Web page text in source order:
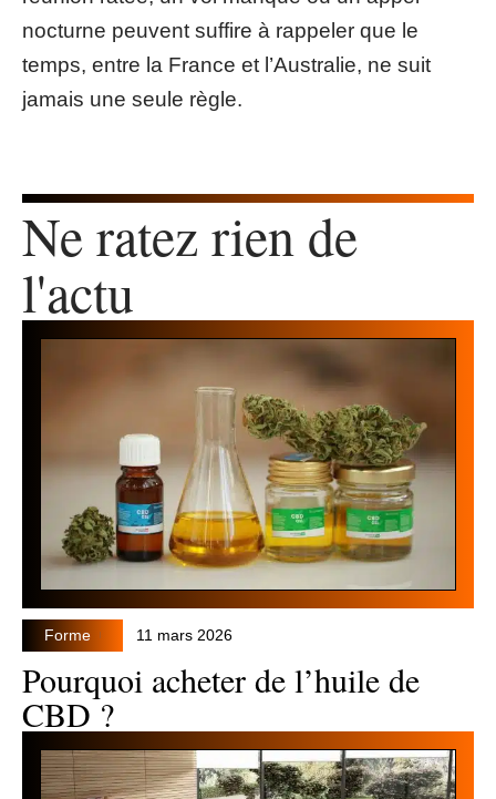
nocturne peuvent suffire à rappeler que le
temps, entre la France et l’Australie, ne suit
jamais une seule règle.
Ne ratez rien de
l'actu
Forme 11 mars 2026
Pourquoi acheter de l’huile de
CBD ?